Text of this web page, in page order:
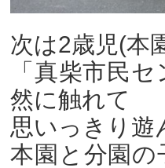
次は2歳児(本
「真柴市民
然に触れて
思いっきり遊
本園と分園